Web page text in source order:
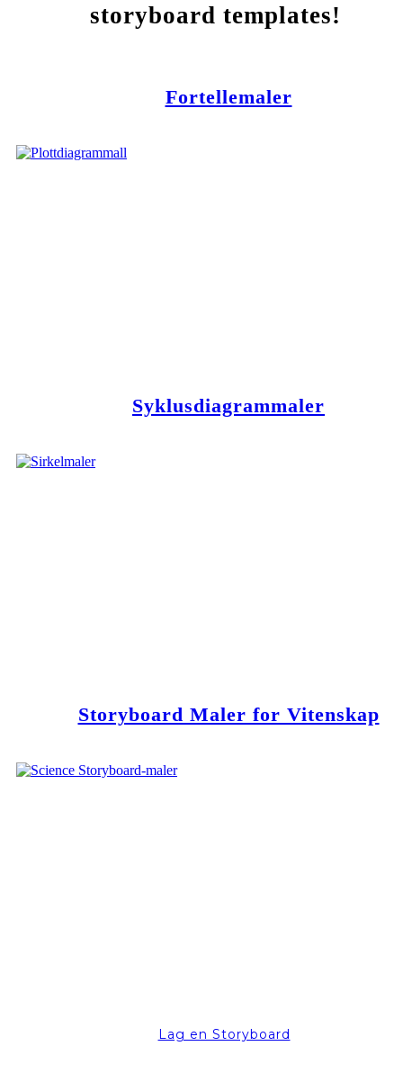
storyboard templates!
Fortellemaler
Syklusdiagrammaler
Storyboard Maler for Vitenskap
Lag en Storyboard